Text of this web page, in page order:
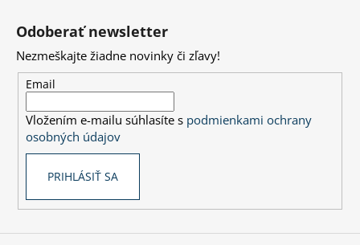
a
c
p
v
ý
Odoberať newsletter
Nezmeškajte žiadne novinky či zľavy!
Email
Vložením e-mailu súhlasíte s podmienkami ochrany
osobných údajov
PRIHLÁSIŤ SA